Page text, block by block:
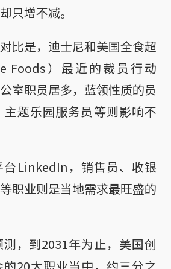
只增不减。
比是，迪士尼和美国全食超
Foods）最近的裁员行动
室职员居多，蓝领性质的员
题乐园服务员等则影响不
台LinkedIn，销售员、收银
职业则是当地需求最旺盛的
，到2031年为止，美国创
20大职业当中，约三分之